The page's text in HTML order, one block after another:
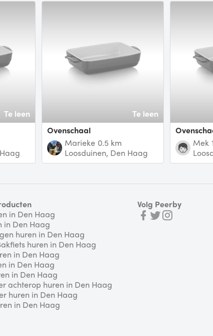
Te leen
Te leen
Ovenschaal
Marieke 0.5 km
Loosduinen, Den Haag
Mek
in Den Haag
in Den Haag
huren in Den Haag
huren in Den Haag
in Den Haag
in Den Haag
in Den Haag
achterop huren in Den Haag
huren in Den Haag
in Den Haag
Volg Peerby